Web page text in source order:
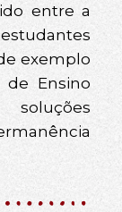
entre a
exemplo
de Ensino
soluções